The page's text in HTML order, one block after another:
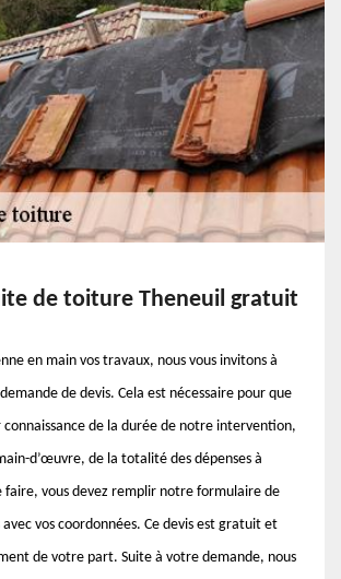
de toiture Theneuil gratuit
en main vos travaux, nous vous invitons à
de devis. Cela est nécessaire pour que
connaissance de la durée de notre intervention,
d’œuvre, de la totalité des dépenses à
faire, vous devez remplir notre formulaire de
vos coordonnées. Ce devis est gratuit et
de votre part. Suite à votre demande, nous